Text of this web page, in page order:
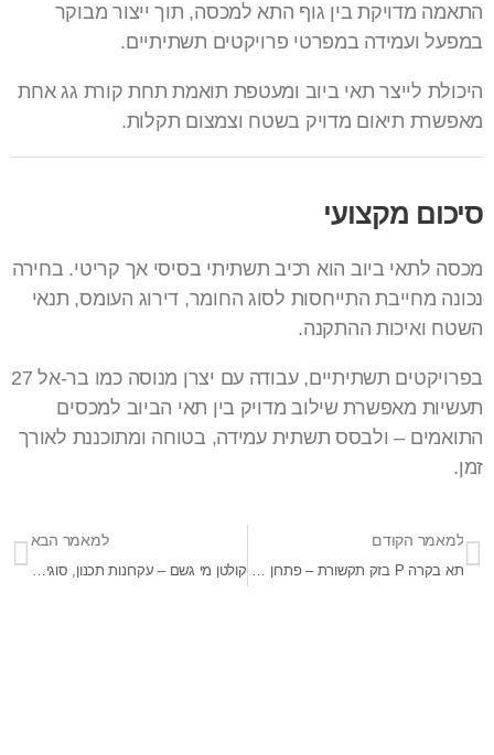
התאמה מדויקת בין גוף התא למכסה, תוך ייצור מבוקר
במפעל ועמידה במפרטי פרויקטים תשתיתיים.
היכולת לייצר תאי ביוב ומעטפת תואמת תחת קורת גג אחת
מאפשרת תיאום מדויק בשטח וצמצום תקלות.
סיכום מקצועי
מכסה לתאי ביוב הוא רכיב תשתיתי בסיסי אך קריטי. בחירה
נכונה מחייבת התייחסות לסוג החומר, דירוג העומס, תנאי
השטח ואיכות ההתקנה.
בפרויקטים תשתיתיים, עבודה עם יצרן מנוסה כמו בר-אל 27
תעשיות מאפשרת שילוב מדויק בין תאי הביוב למכסים
התואמים – ולבסס תשתית עמידה, בטוחה ומתוכננת לאורך
זמן.
למאמר הקודם
תא בקרה P בזק תקשורת – פתרון תקני לתשתיות תקשורת תת־קרקעיות
למאמר הבא
קולטן מי גשם – עקרונות תכנון, סוגים וקריטריונים לבחירה